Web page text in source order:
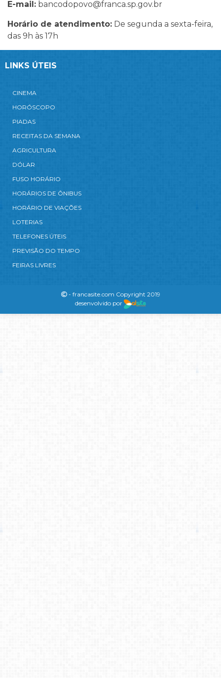
E-mail: bancodopovo@franca.sp.gov.br
Horário de atendimento: De segunda a sexta-feira,
das 9h às 17h
LINKS ÚTEIS
CINEMA
HORÓSCOPO
PIADAS
RECEITAS DA SEMANA
AGRICULTURA
DÓLAR
FUSO HORÁRIO
HORÁRIOS DE ÔNIBUS
HORÁRIO DE VIAÇÕES
LOTERIAS
TELEFONES ÚTEIS
PREVISÃO DO TEMPO
FEIRAS LIVRES
- francasite.com Copyright 2019
desenvolvido por